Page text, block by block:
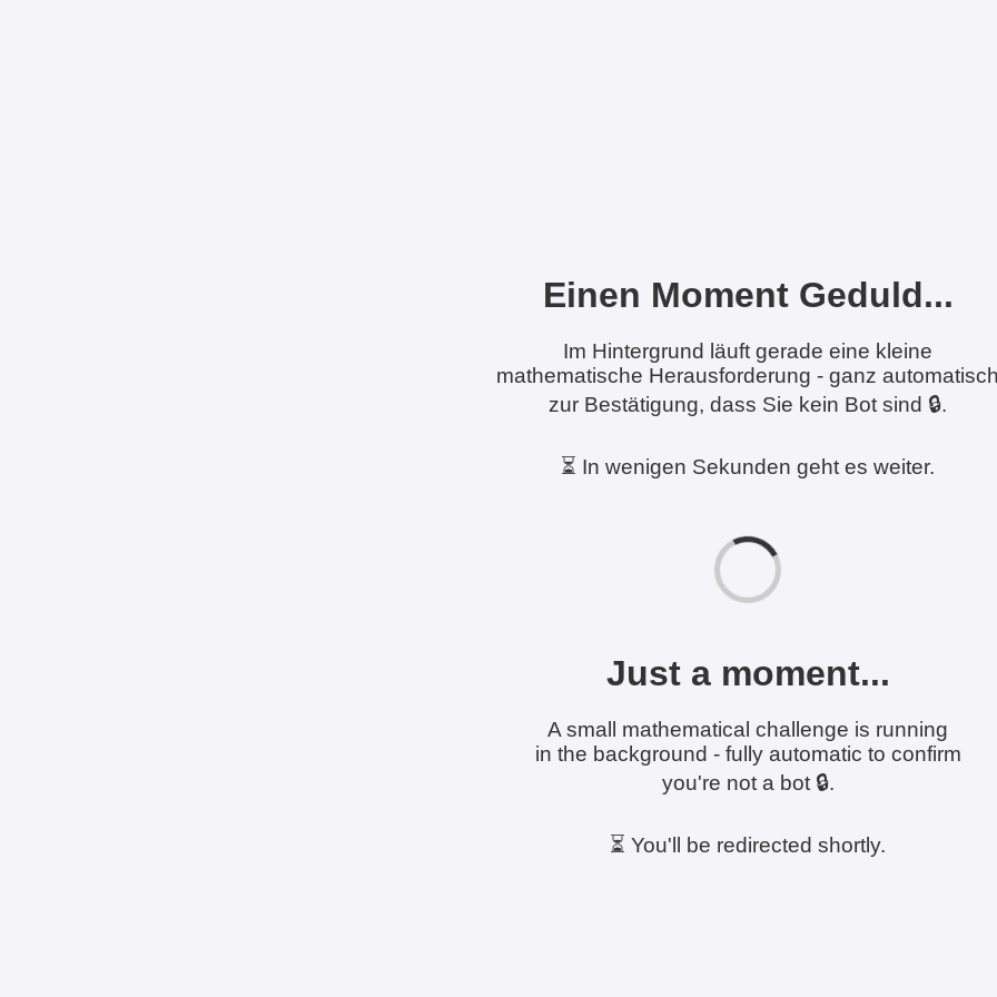
Einen Moment Geduld...
Im Hintergrund läuft gerade eine kleine
mathematische Herausforderung - ganz
zur Bestätigung, dass Sie kein Bot sind 🔒.
⏳ In wenigen Sekunden geht es weiter.
Just a moment...
A small mathematical challenge is running
in the background - fully automatic to confirm
you're not a bot 🔒.
⏳ You'll be redirected shortly.